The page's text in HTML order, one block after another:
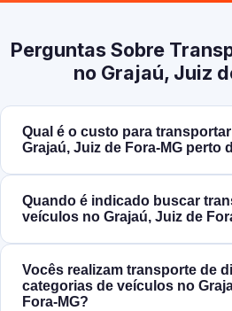
Perguntas Sobre
no Grajaú, Juiz
Qual é o custo para
Grajaú, Juiz de Fora‑MG perto
Quando é indicado buscar
veículos no Grajaú, Juiz de
Vocês realizam transporte de
categorias de veículos no
Fora‑MG?